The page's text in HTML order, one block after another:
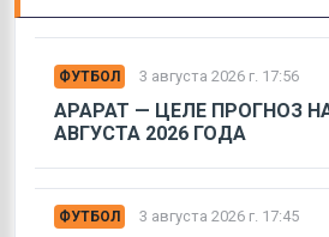
ФУТБОЛ 3 августа 2026 г. 17:56
АРАРАТ — ЦЕЛЕ ПРОГНОЗ
АВГУСТА 2026 ГОДА
ФУТБОЛ 3 августа 2026 г. 17:45